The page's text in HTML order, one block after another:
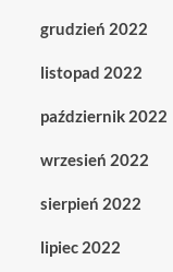
grudzień 2022
listopad 2022
październik 2022
wrzesień 2022
sierpień 2022
lipiec 2022